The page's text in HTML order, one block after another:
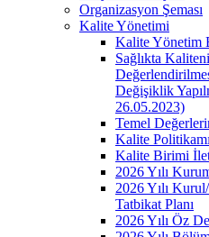
Organizasyon Şeması
Kalite Yönetimi
Kalite Yönetim
Sağlıkta
Değişiklik
26.05.2023)
Temel
Kalite
Kalite Birimi
2026 Yılı
2026 Yılı
Tatbikat Planı
2026 Yılı Öz